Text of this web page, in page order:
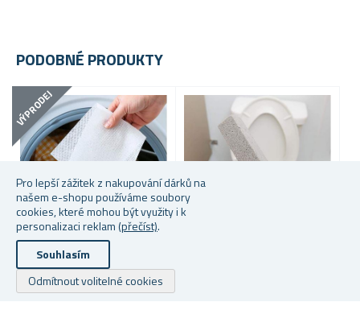
Pro lepší zážitek z nakupování dárků na
našem e-shopu používáme soubory
cookies, které mohou být využity i k
personalizaci reklam (přečíst).
Souhlasím
Odmítnout volitelné cookies
PODOBNÉ PRODUKTY
VÝPRODEJ
UBROUSKY PROTI
ZABARVENÍ PRÁDLA 24 KS